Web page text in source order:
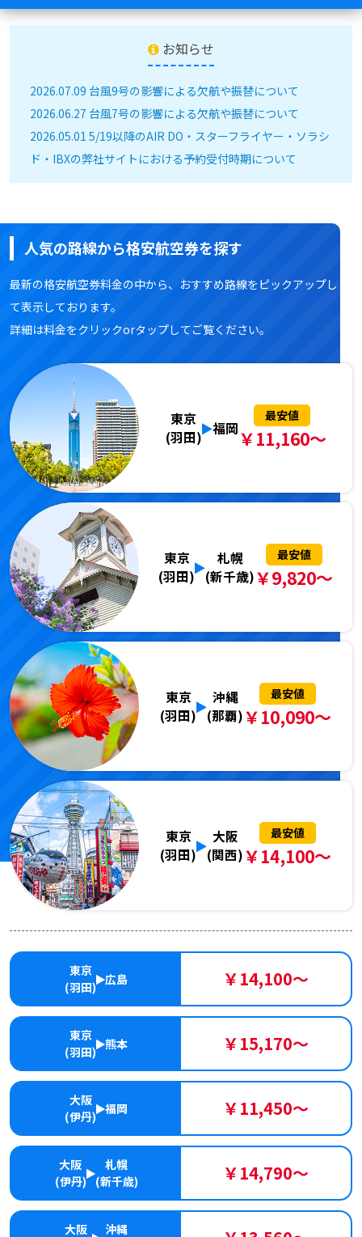
お知らせ
2026.07.09 台風9号の影響による欠航や振替について
2026.06.27 台風7号の影響による欠航や振替について
2026.05.01 5/19以降のAIR DO・スターフライヤー・ソラシ
ド・IBXの弊社サイトにおける予約受付時期について
人気の路線から格安航空券を探す
最新の格安航空券料金の中から、おすすめ路線をピックアップし
て表示しております。
詳細は料金をクリックorタップしてご覧ください。
東京
(羽田) 福岡
最安値
￥11,160～
東京
(羽田)
札幌
(新千歳)
最安値
￥9,820～
東京
(羽田)
沖縄
(那覇)
最安値
￥10,090～
東京
(羽田)
大阪
(関西)
最安値
￥14,100～
東京
(羽田)
広島 ￥14,100～
東京
(羽田)
熊本 ￥15,170～
大阪
(伊丹)
福岡 ￥11,450～
大阪
(伊丹)
札幌
(新千歳)
￥14,790～
大阪 沖縄